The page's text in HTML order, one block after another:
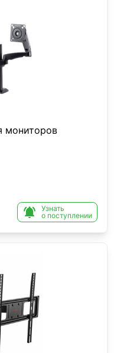
мониторов

Узнать
о поступлении